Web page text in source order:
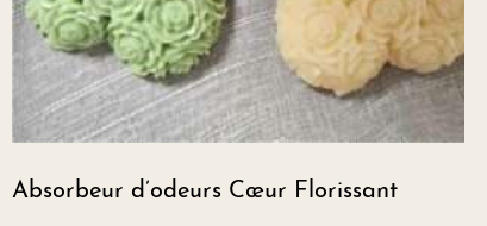
Absorbeur d’odeurs Cœur Florissant